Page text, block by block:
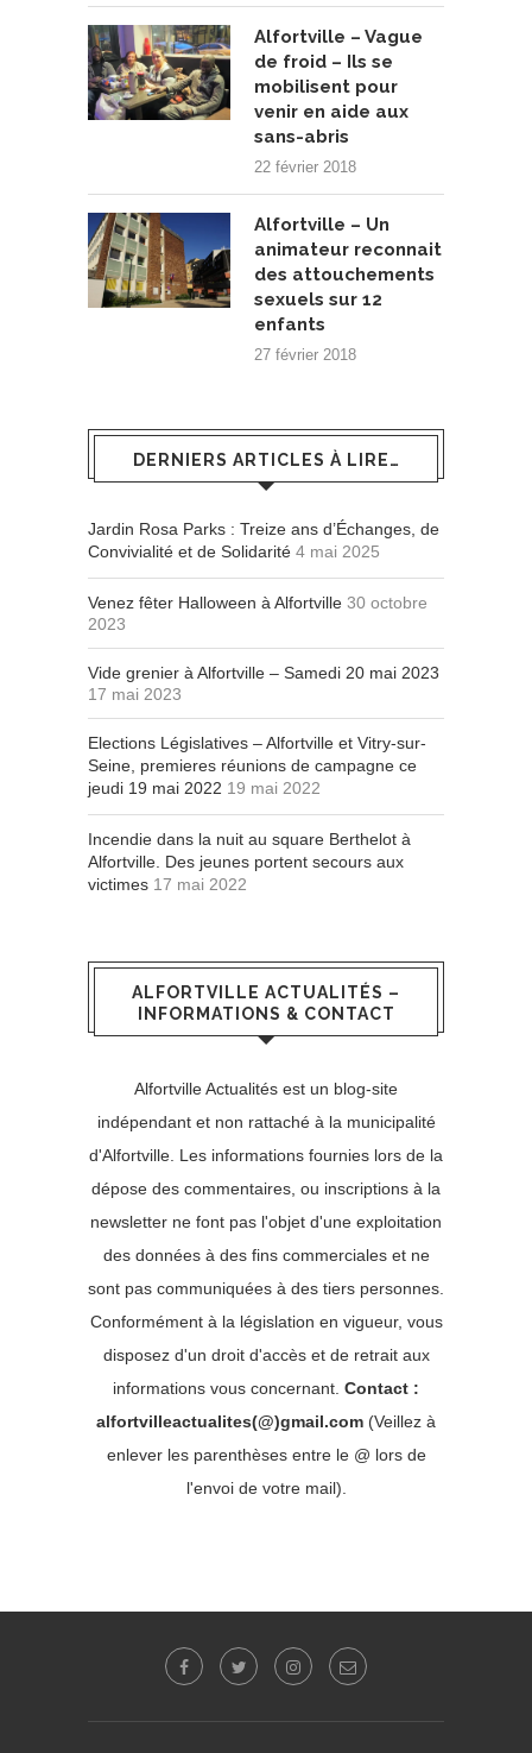
Alfortville – Vague
de froid – Ils se
mobilisent pour
venir en aide aux
sans-abris
22 février 2018
Alfortville – Un
animateur reconnait
des attouchements
sexuels sur 12
enfants
27 février 2018
DERNIERS ARTICLES À LIRE…
Jardin Rosa Parks : Treize ans d’Échanges, de
Convivialité et de Solidarité 4 mai 2025
Venez fêter Halloween à Alfortville 30 octobre
2023
Vide grenier à Alfortville – Samedi 20 mai 2023
17 mai 2023
Elections Législatives – Alfortville et Vitry-sur-
Seine, premieres réunions de campagne ce
jeudi 19 mai 2022 19 mai 2022
Incendie dans la nuit au square Berthelot à
Alfortville. Des jeunes portent secours aux
victimes 17 mai 2022
ALFORTVILLE ACTUALITÉS –
INFORMATIONS & CONTACT
Alfortville Actualités est un blog-site
indépendant et non rattaché à la municipalité
d'Alfortville. Les informations fournies lors de la
dépose des commentaires, ou inscriptions à la
newsletter ne font pas l'objet d'une exploitation
des données à des fins commerciales et ne
sont pas communiquées à des tiers personnes.
Conformément à la législation en vigueur, vous
disposez d'un droit d'accès et de retrait aux
informations vous concernant. Contact :
alfortvilleactualites(@)gmail.com (Veillez à
enlever les parenthèses entre le @ lors de
l'envoi de votre mail).